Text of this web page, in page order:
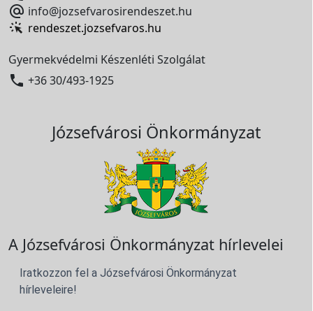
 info@jozsefvarosirendeszet.hu
rendeszet.jozsefvaros.hu
Gyermekvédelmi Készenléti Szolgálat
 +36 30/493-1925
Józsefvárosi Önkormányzat
A Józsefvárosi Önkormányzat hírlevelei
Iratkozzon fel a Józsefvárosi Önkormányzat
hírleveleire!